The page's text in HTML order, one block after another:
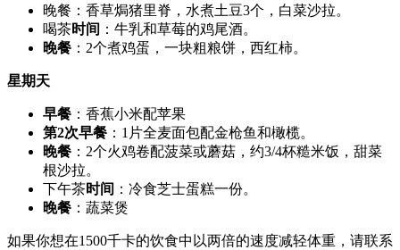
晚餐：香草焗猪里脊，水煮土豆3个，白菜沙拉。
喝茶时间 ：牛乳和草莓的鸡尾酒。
晚餐 ：2个煮鸡蛋，一块粗粮饼，西红柿。
星期天
早餐 ：香蕉小米配苹果
第2次早餐 ：1片全麦面包配金枪鱼和橄榄。
晚餐 ：2个火鸡卷配菠菜或蘑菇，约3/4杯糙米饭，甜菜
根沙拉。
下午茶时间 ：冷食芝士蛋糕一份。
晚餐 ：蔬菜煲
如果你想在1500千卡的饮食中以两倍的速度减轻体重，请联系